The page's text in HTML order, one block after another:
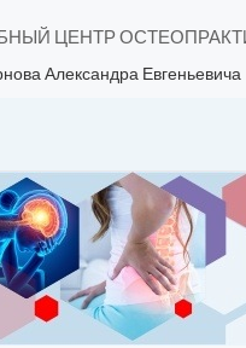
ЦЕНТР
Александра Евгеньевича